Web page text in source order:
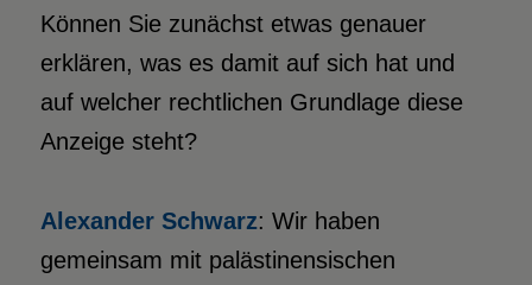
Können Sie zunächst etwas genauer
erklären, was es damit auf sich hat und
auf welcher rechtlichen Grundlage diese
Anzeige steht?
Alexander Schwarz: Wir haben
gemeinsam mit palästinensischen